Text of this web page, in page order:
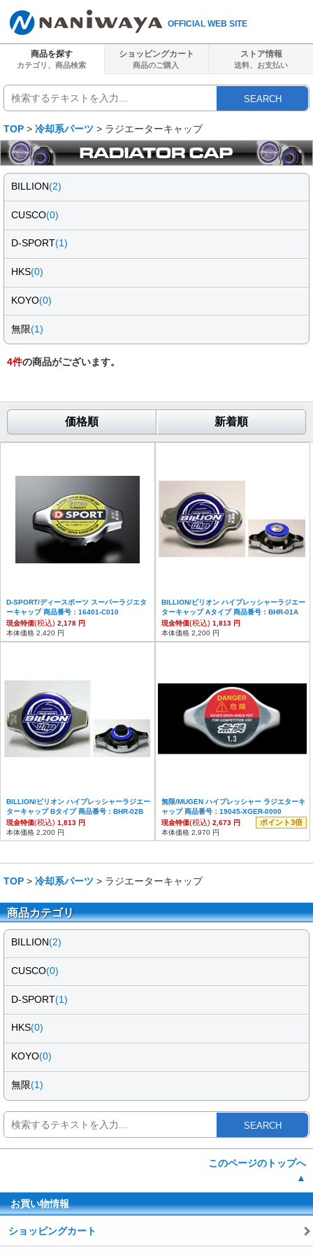
OFFICIAL WEB SITE
商品を探す
カテゴリ、商品検索
ショッピングカート
商品のご購入
ストア情報
送料、 お支払い
SEARCH
TOP > 冷却系パーツ > ラジエーターキャップ
BILLION(2)
CUSCO(0)
D-SPORT(1)
HKS(0)
KOYO(0)
無限(1)
4件の商品がございます。
価格順 新着順
D-SPORT/ディースポーツ スーパーラジエタ
ーキャップ 商品番号：16401-C010
現金特価(税込) 2,178 円
本体価格 2,420 円
BILLION/ビリオン ハイプレッシャーラジエー
ターキャップ Aタイプ 商品番号：BHR-01A
現金特価(税込) 1,813 円
本体価格 2,200 円
BILLION/ビリオン ハイプレッシャーラジエー
ターキャップ Bタイプ 商品番号：BHR-02B
現金特価(税込) 1,813 円
本体価格 2,200 円
無限/MUGEN ハイプレッシャー ラジエターキ
ャップ 商品番号：19045-XGER-0000
現金特価(税込) 2,673 円 ポイント3倍
本体価格 2,970 円
TOP > 冷却系パーツ > ラジエーターキャップ
商品カテゴリ
BILLION(2)
CUSCO(0)
D-SPORT(1)
HKS(0)
KOYO(0)
無限(1)
SEARCH
このページのトップへ
▲
お買い物情報
ショッピングカート